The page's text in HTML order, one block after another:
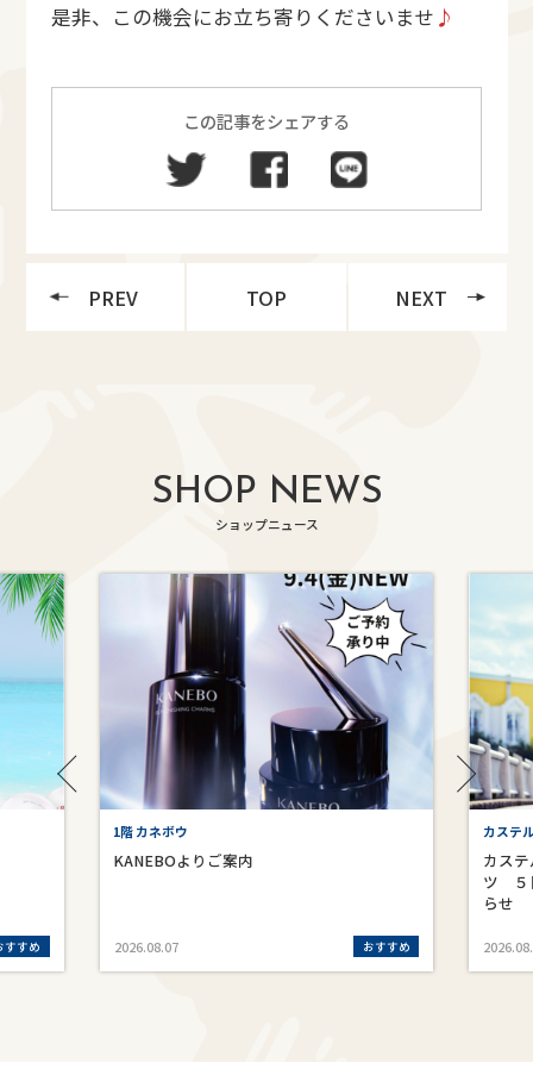
是非、この機会にお立ち寄りくださいませ ♪
この記事をシェアする
PREV TOP NEXT
SHOP NEWS
ショップニュース
すすめ
1階 カネボウ
KANEBOよりご案内
2026.08.07 おすすめ
カステ
カス
ツ ５
らせ